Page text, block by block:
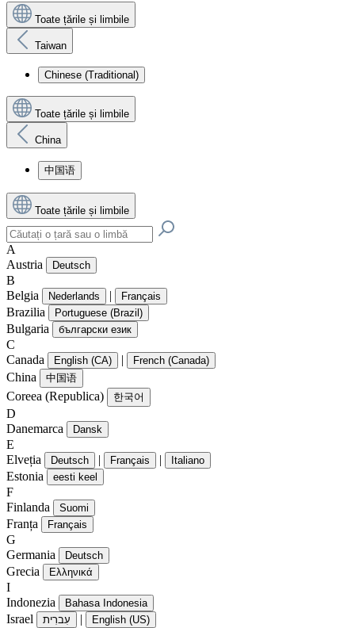
Toate țările și limbile
Taiwan
Chinese (Traditional)
Toate țările și limbile
China
中国语
Toate țările și limbile
A
Austria
Deutsch
B
Belgia
Nederlands | Français
Brazilia Portuguese (Brazil)
Bulgaria български език
C
Canada
English (CA) | French (Canada)
China 中国语
Coreea (Republica) 한국어
D
Danemarca
Dansk
E
Elveția
Deutsch | Français | Italiano
Estonia eesti keel
F
Finlanda
Suomi
Franța Français
G
Germania
Deutsch
Grecia Ελληνικά
I
Indonezia
Bahasa Indonesia
Israel עִברִית | English (US)